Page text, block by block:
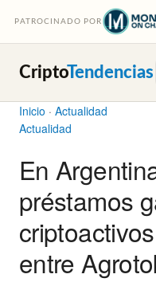
PATROCINADO POR
CriptoTendencias
Inicio · Actualidad
Actualidad
En
préstamos
entre